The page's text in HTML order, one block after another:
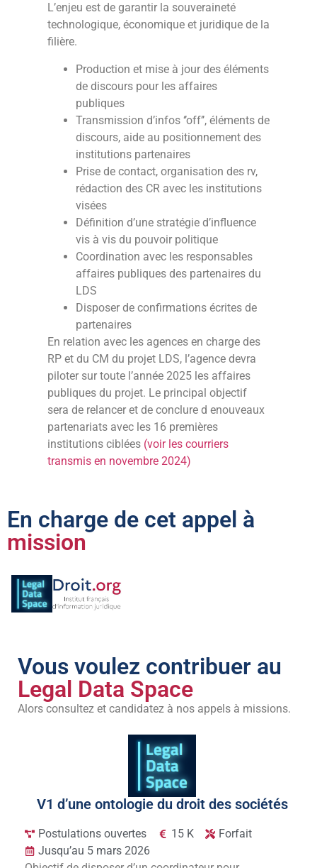
L’enjeu est de garantir la souveraineté
technologique, économique et juridique de la
filière.
Production et mise à jour des éléments
de discours pour les affaires
publiques
Transmission d’infos ‘’off’’, éléments de
discours, aide au positionnement des
institutions partenaires
Prise de contact, organisation des rv,
rédaction des CR avec les institutions
visées
Définition d’une stratégie d’influence
vis à vis du pouvoir politique
Coordination avec les responsables
affaires publiques des partenaires du
LDS
Disposer de confirmations écrites de
partenaires
En relation avec les agences en charge des
RP et du CM du projet LDS, l’agence devra
piloter sur toute l’année 2025 les affaires
publiques du projet. Le principal objectif
sera de relancer et de conclure d enouveaux
partenariats avec les 16 premières
institutions ciblées (voir les courriers
transmis en novembre 2024)
En charge de cet appel à
mission
Vous voulez contribuer au
Legal Data Space
Alors consultez et candidatez à nos appels à missions.
V1 d’une ontologie du droit des sociétés
Postulations ouvertes 15 K
Forfait
Jusqu’au 5 mars 2026